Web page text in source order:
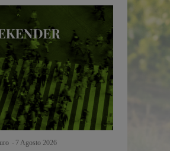
7 Agosto 2026